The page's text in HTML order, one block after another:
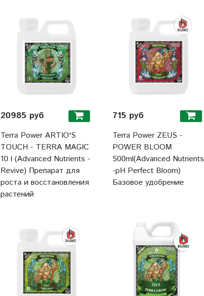
20985 руб
Terra Power ARTIO'S
TOUCH - TERRA MAGIC
10 l (Advanced Nutrients -
Revive) Препарат для
роста и восстановления
растений
715 руб
Terra Power ZEUS -
POWER BLOOM
500ml(Advanced Nutrients
-pH Perfect Bloom)
Базовое удобрение